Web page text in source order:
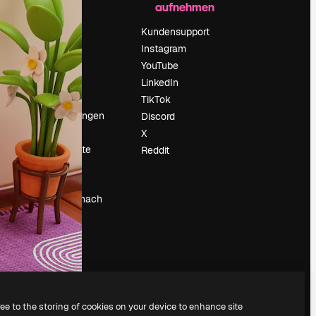
Preise
Über uns
Reviews
Karriere
Suchtrends
Blog
Veranstaltungen
Slidesgo
Deine Inhalte
verkaufen
Pressesaal
Suchst du nach
magnific.ai
aufnehmen
Kundensupport
Instagram
YouTube
LinkedIn
TikTok
Discord
X
Reddit
to the storing of cookies on your device to enhance site